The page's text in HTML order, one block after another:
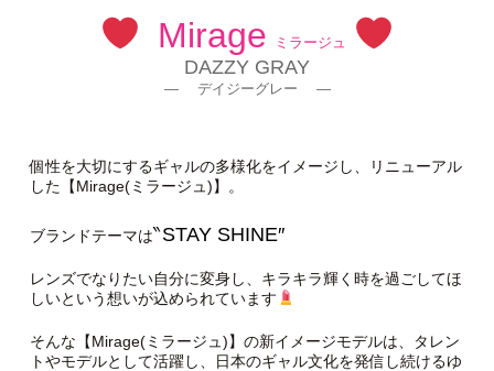
Mirage ミラージュ
DAZZY GRAY
— デイジーグレー —
個性を大切にするギャルの多様化をイメージし、リニューアル
した【Mirage(ミラージュ)】。
ブランドテーマは‶STAY SHINE″
レンズでなりたい自分に変身し、キラキラ輝く時を過ごしてほ
しいという想いが込められています
そんな【Mirage(ミラージュ)】の新イメージモデルは、タレン
トやモデルとして活躍し、日本のギャル文化を発信し続けるゆ